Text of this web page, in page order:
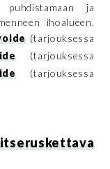
ja
ihoalueen.
(tarjouksessa
(tarjouksessa
(tarjouksessa